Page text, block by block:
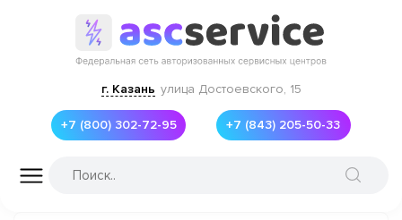
г. Казань улица Достоевского, 15
+7 (800) 302-72-95 +7 (843) 205-50-33